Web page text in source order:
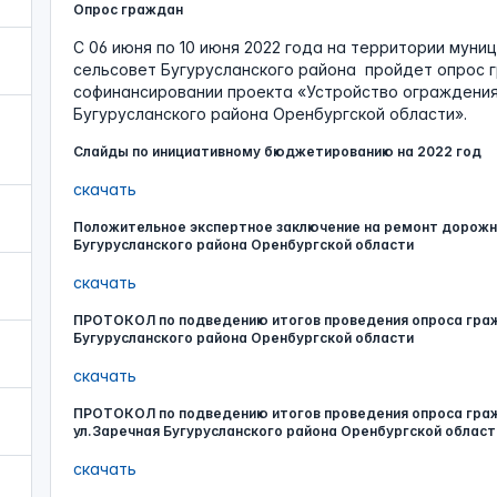
Опрос граждан
С 06 июня по 10 июня 2022 года на территории
сельсовет Бугурусланского района пройдет опрос
софинансировании проекта «Устройство
Бугурусланского района Оренбургской области».
Слайды по инициативному бюджетированию на 2022 год
скачать
Положительное экспертное заключение на ремонт
Бугурусланского района Оренбургской области
скачать
ПРОТОКОЛ по подведению итогов проведения опроса
Бугурусланского района Оренбургской области
скачать
ПРОТОКОЛ по подведению итогов проведения опроса
ул.Заречная Бугурусланского района Оренбургской
скачать